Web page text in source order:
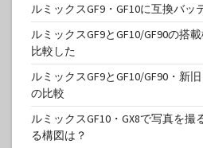
ルミックスGF9・GF10に互換バッ
ルミックスGF9とGF10/GF90の搭
比較した
ルミックスGF9とGF10/GF90・新
の比較
ルミックスGF10・GX8で写真を
る構図は？